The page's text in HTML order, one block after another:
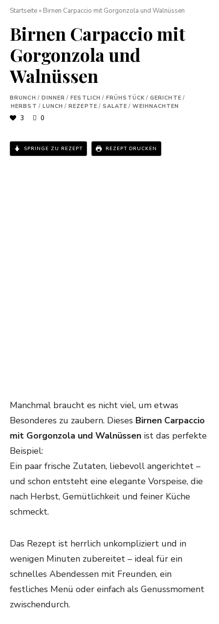
Startseite » Birnen Carpaccio mit Gorgonzola und Walnüssen
Birnen Carpaccio mit
Gorgonzola und
Walnüssen
BRUNCH / DINNER / FESTLICH / FRÜHSTÜCK / GERICHTE /
HERBST / LUNCH / REZEPTE / SALATE / WEIHNACHTEN
3 0
SPRINGE ZU REZEPT REZEPT DRUCKEN
Manchmal braucht es nicht viel, um etwas
Besonderes zu zaubern. Dieses Birnen Carpaccio
mit Gorgonzola und Walnüssen ist das perfekte
Beispiel:
Ein paar frische Zutaten, liebevoll angerichtet –
und schon entsteht eine elegante Vorspeise, die
nach Herbst, Gemütlichkeit und feiner Küche
schmeckt.
Das Rezept ist herrlich unkompliziert und in
wenigen Minuten zubereitet – ideal für ein
schnelles Abendessen mit Freunden, ein
festliches Menü oder einfach als Genussmoment
zwischendurch.